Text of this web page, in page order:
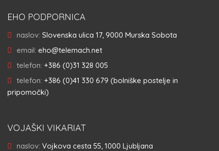
EHO PODPORNICA
naslov: Slovenska ulica 17, 9000 Murska Sobota
email: eho@telemach.net
telefon: +386 (0)31 328 005
telefon: +386 (0)41 330 679 (bolniške postelje in
pripomočki)
VOJAŠKI VIKARIAT
naslov: Vojkova cesta 55, 1000 Ljubljana